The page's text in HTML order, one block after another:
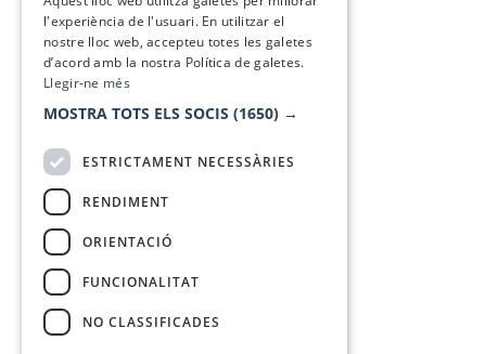
l'experiència de l'usuari. En utilitzar el
nostre lloc web, accepteu totes les galetes
d’acord amb la nostra Política de galetes.
Llegir-ne més
MOSTRA TOTS ELS SOCIS (1650) →
ESTRICTAMENT NECESSÀRIES
RENDIMENT
ORIENTACIÓ
FUNCIONALITAT
NO CLASSIFICADES